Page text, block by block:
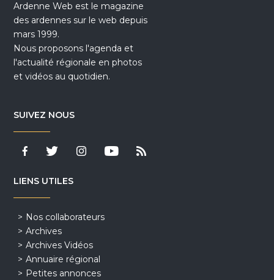
Ardenne Web est le magazine
des ardennes sur le web depuis
mars 1999.
Nous proposons l'agenda et
l'actualité régionale en photos
et vidéos au quotidien.
SUIVEZ NOUS
LIENS UTILES
Nos collaborateurs
Archives
Archives Vidéos
Annuaire régional
Petites annonces